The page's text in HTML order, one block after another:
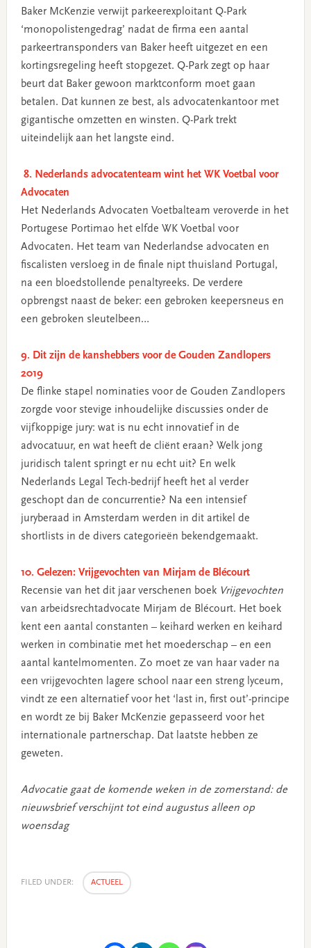
Baker McKenzie verwijt parkeerexploitant Q-Park
‘monopolistengedrag’ nadat de firma een aantal
parkeertransponders van Baker heeft uitgezet en een
kortingsregeling heeft stopgezet. Q-Park zegt op haar
beurt dat Baker gewoon marktconform moet gaan
betalen. Dat kunnen ze best, als advocatenkantoor met
gigantische omzetten en winsten. Q-Park trekt
uiteindelijk aan het langste eind.
8. Nederlands advocatenteam wint het WK Voetbal voor
Advocaten
Het Nederlands Advocaten Voetbalteam veroverde in het
Portugese Portimao het elfde WK Voetbal voor
Advocaten. Het team van Nederlandse advocaten en
fiscalisten versloeg in de finale nipt thuisland Portugal,
na een bloedstollende penaltyreeks. De verdere
opbrengst naast de beker: een gebroken keepersneus en
een gebroken sleutelbeen…
9. Dit zijn de kanshebbers voor de Gouden Zandlopers
2019
De flinke stapel nominaties voor de Gouden Zandlopers
zorgde voor stevige inhoudelijke discussies onder de
vijfkoppige jury: wat is nu echt innovatief in de
advocatuur, en wat heeft de cliënt eraan? Welk jong
juridisch talent springt er nu echt uit? En welk
Nederlands Legal Tech-bedrijf heeft het al verder
geschopt dan de concurrentie? Na een intensief
juryberaad in Amsterdam werden in dit artikel de
shortlists in de divers categorieën bekendgemaakt.
10. Gelezen: Vrijgevochten van Mirjam de Blécourt
Recensie van het dit jaar verschenen boek Vrijgevochten
van arbeidsrechtadvocate Mirjam de Blécourt. Het boek
kent een aantal constanten – keihard werken en keihard
werken in combinatie met het moederschap – en een
aantal kantelmomenten. Zo moet ze van haar vader na
een vrijgevochten lagere school naar een streng lyceum,
vindt ze een alternatief voor het ‘last in, first out’-principe
en wordt ze bij Baker McKenzie gepasseerd voor het
internationale partnerschap. Dat laatste hebben ze
geweten.
Advocatie gaat de komende weken in de zomerstand: de
nieuwsbrief verschijnt tot eind augustus alleen op
woensdag
FILED UNDER: ACTUEEL